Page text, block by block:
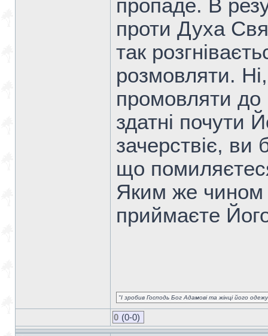
пропаде. В
проти Духа
так
розмовляти.
промовляти
здатні почути
зачерствіє, ви
що
Яким же чином
приймаєте
"І зробив Господь Бог Адамові та жінці його
0 (0-0)